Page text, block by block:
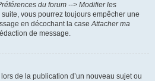
du forum --> Modifier les
suite, vous pourrez toujours empêcher une
en décochant la caseAttacher ma
de message.
de la publication d’un nouveau sujet ou